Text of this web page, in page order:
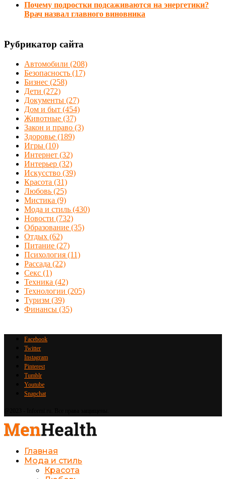
Почему подростки подсаживаются на энергетики?
Врач назвал главного виновника
Рубрикатор сайта
Автомобили (208)
Безопасность (17)
Бизнес (258)
Дети (272)
Документы (27)
Дом и быт (454)
Животные (37)
Закон и право (3)
Здоровье (189)
Игры (10)
Интернет (32)
Интерьер (32)
Искусство (39)
Красота (31)
Любовь (25)
Мистика (9)
Мода и стиль (430)
Новости (732)
Образование (35)
Отдых (62)
Питание (27)
Психология (11)
Рассада (22)
Секс (1)
Техника (42)
Технологии (205)
Туризм (39)
Финансы (35)
Facebook
Twitter
Instagram
Pinterest
Tumblr
Youtube
Snapchat
Главная
Мода и стиль
Красота